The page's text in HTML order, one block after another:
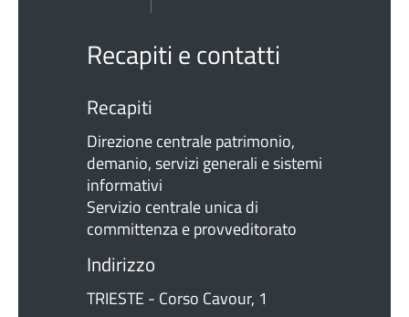
Recapiti e contatti
Recapiti
Direzione centrale patrimonio,
demanio, servizi generali e sistemi
informativi
Servizio centrale unica di
committenza e provveditorato
Indirizzo
TRIESTE - Corso Cavour, 1